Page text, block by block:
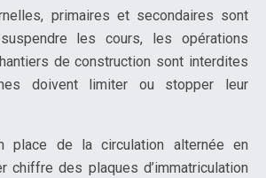
primaires et secondaires sont
les cours, les opérations
de construction sont interdites
doivent limiter ou stopper leur
place de la circulation alternée en
chiffre des plaques d’immatriculation